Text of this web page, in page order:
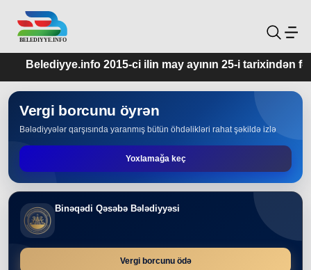
2015-ci ilin may ayının 25-i tarixindən
Vergi borcunu öyrən
Bələdiyyələr qarşısında yaranmış bütün öhdəlikləri rahat şəkildə izlə
Yoxlamağa keç
Binəqədi Qəsəbə Bələdiyyəsi
Vergi borcunu ödə